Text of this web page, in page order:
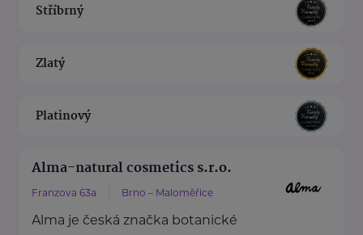
Stříbrný
Zlatý
Platinový
Alma-natural cosmetics s.r.o.
Franzova 63a Brno – Maloměřice
Alma je česká značka botanické